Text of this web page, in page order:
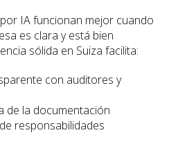
IA funcionan mejor cuando
es clara y está bien
sólida en Suiza facilita:
con auditores y
de la documentación
responsabilidades